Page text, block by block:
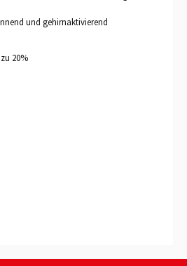
und gehirnaktivierend
20%